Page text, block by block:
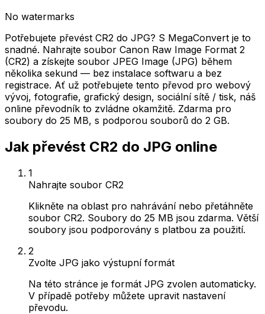
No watermarks
Potřebujete převést CR2 do JPG? S MegaConvert je to
snadné. Nahrajte soubor Canon Raw Image Format 2
(CR2) a získejte soubor JPEG Image (JPG) během
několika sekund — bez instalace softwaru a bez
registrace. Ať už potřebujete tento převod pro webový
vývoj, fotografie, grafický design, sociální sítě / tisk, náš
online převodník to zvládne okamžitě. Zdarma pro
soubory do 25 MB, s podporou souborů do 2 GB.
Jak převést CR2 do JPG online
1
Nahrajte soubor CR2
Klikněte na oblast pro nahrávání nebo přetáhněte
soubor CR2. Soubory do 25 MB jsou zdarma. Větší
soubory jsou podporovány s platbou za použití.
2
Zvolte JPG jako výstupní formát
Na této stránce je formát JPG zvolen automaticky.
V případě potřeby můžete upravit nastavení
převodu.